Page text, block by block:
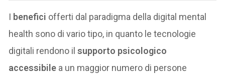
I benefici offerti dal paradigma della digital mental
health sono di vario tipo, in quanto le tecnologie
digitali rendono ilsupporto psicologico
accessibile a un maggior numero di persone